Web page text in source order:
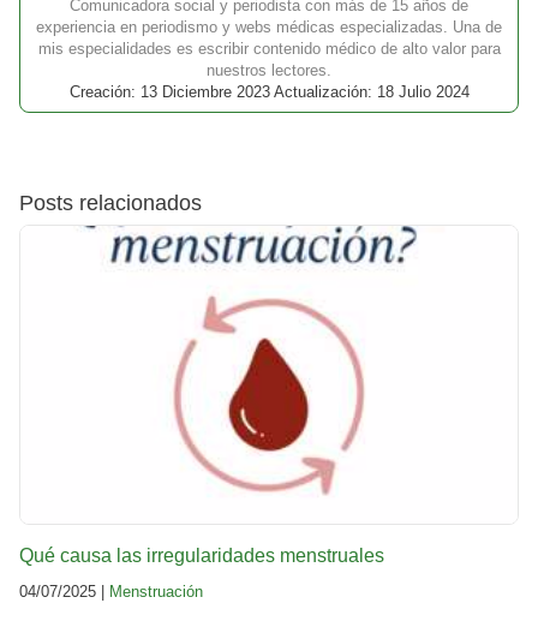
Comunicadora social y periodista con más de 15 años de
experiencia en periodismo y webs médicas especializadas. Una de
mis especialidades es escribir contenido médico de alto valor para
nuestros lectores.
Creación: 13 Diciembre 2023 Actualización: 18 Julio 2024
Posts relacionados
Qué causa las irregularidades menstruales
04/07/2025 | Menstruación